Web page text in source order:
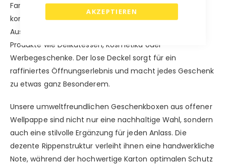
AKZEPTIEREN
Farben erhältlich ist. Dieser luxuriöse Geschenkkarton
kombiniert eine robuste Struktur mit einem stilvollen
Aussehen und eignet sich perfekt für hochwertige
Produkte wie Delikatessen, Kosmetika oder
Werbegeschenke. Der lose Deckel sorgt für ein
raffiniertes Öffnungserlebnis und macht jedes Geschenk
zu etwas ganz Besonderem.
Unsere umweltfreundlichen Geschenkboxen aus offener
Wellpappe sind nicht nur eine nachhaltige Wahl, sondern
auch eine stilvolle Ergänzung für jeden Anlass. Die
dezente Rippenstruktur verleiht ihnen eine handwerkliche
Note, während der hochwertige Karton optimalen Schutz